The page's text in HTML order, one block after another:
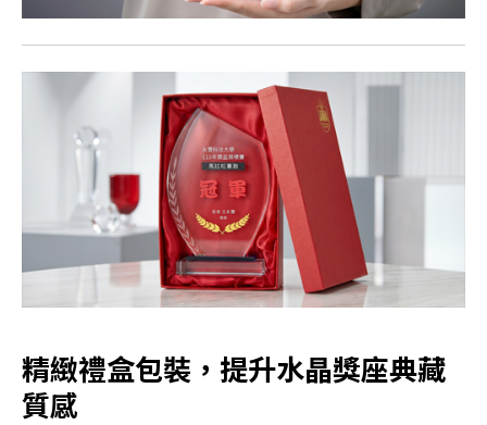
精緻禮盒包裝，提升水晶獎座典藏
質感